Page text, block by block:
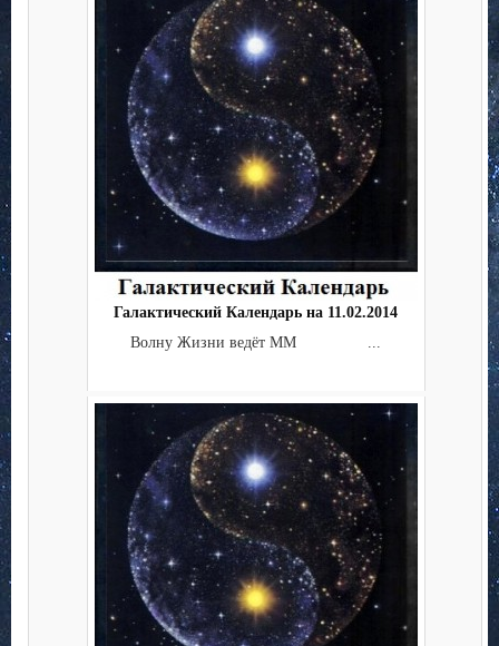
Галактический Календарь на 11.02.2014
Волну Жизни ведёт ММ ...